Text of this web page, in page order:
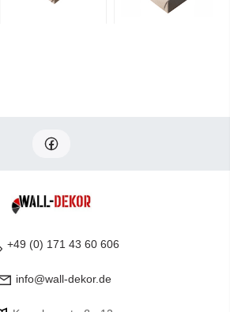
+49 (0) 171 43 60 606
info@wall-dekor.de